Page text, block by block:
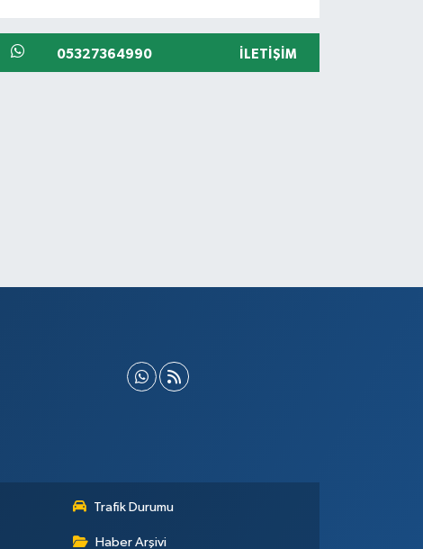
05327364990 İLETIŞIM
Trafik Durumu
Haber Arşivi